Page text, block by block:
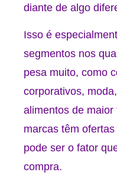
diante de algo
Isso é
segmentos nos
pesa muito, como
corporativos,
alimentos de
marcas têm
pode ser o fator
compra.